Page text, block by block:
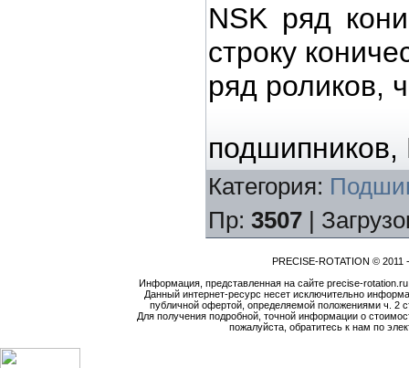
NSK ряд
строку
ряд роликов,
подшипников,
Категория:
Пр: 3507 |
PRECISE-ROTATION © 2011
Информация, представленная на сайте precise-
Данный интернет-ресурс несет исключительно
публичной офертой, определяемой положениями ч. 2
Для получения подробной, точной информации о
пожалуйста, обратитесь к нам по